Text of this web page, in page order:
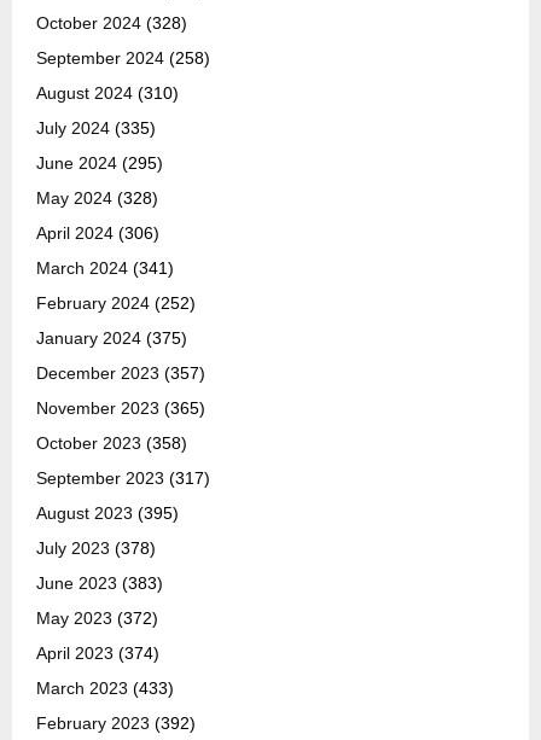
October 2024 (328)
September 2024 (258)
August 2024 (310)
July 2024 (335)
June 2024 (295)
May 2024 (328)
April 2024 (306)
March 2024 (341)
February 2024 (252)
January 2024 (375)
December 2023 (357)
November 2023 (365)
October 2023 (358)
September 2023 (317)
August 2023 (395)
July 2023 (378)
June 2023 (383)
May 2023 (372)
April 2023 (374)
March 2023 (433)
February 2023 (392)